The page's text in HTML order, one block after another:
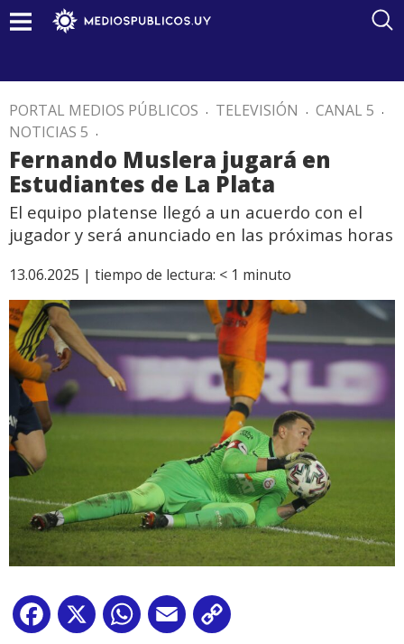
PORTAL MEDIOS PÚBLICOS . TELEVISIÓN . CANAL 5 .
NOTICIAS 5 .
Fernando Muslera jugará en
Estudiantes de La Plata
El equipo platense llegó a un acuerdo con el
jugador y será anunciado en las próximas horas
13.06.2025 | tiempo de lectura: < 1 minuto
Facebook
X WhatsApp
Email